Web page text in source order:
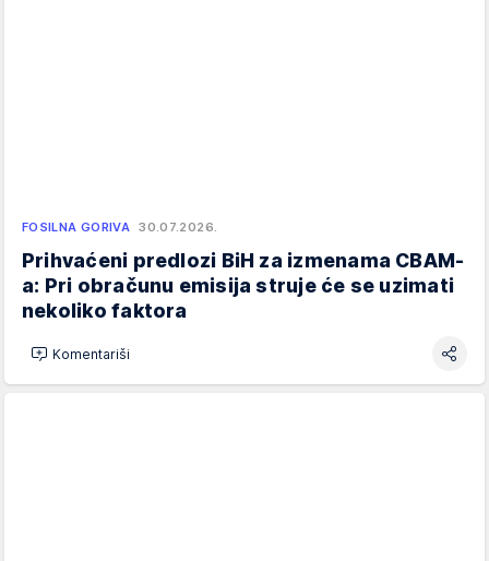
FOSILNA GORIVA 30.07.2026.
Prihvaćeni predlozi BiH za izmenama CBAM-
a: Pri obračunu emisija struje će se uzimati
nekoliko faktora
Komentariši